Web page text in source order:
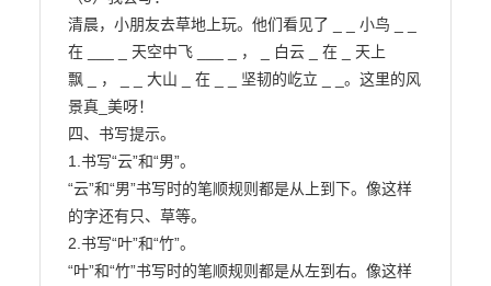
清晨，小朋友去草地上玩。他们看见了 _ _ 小鸟 _ _
在 ___ _ 天空中飞 ___ _ ， _ 白云 _ 在 _ 天上
飘 _ ， _ _ 大山 _ 在 _ _ 坚韧的屹立 _ _。这里的风
景真_美呀！
四、书写提示。
1.书写“云”和“男”。
“云”和“男”书写时的笔顺规则都是从上到下。像这样
的字还有只、草等。
2.书写“叶”和“竹”。
“叶”和“竹”书写时的笔顺规则都是从左到右。像这样